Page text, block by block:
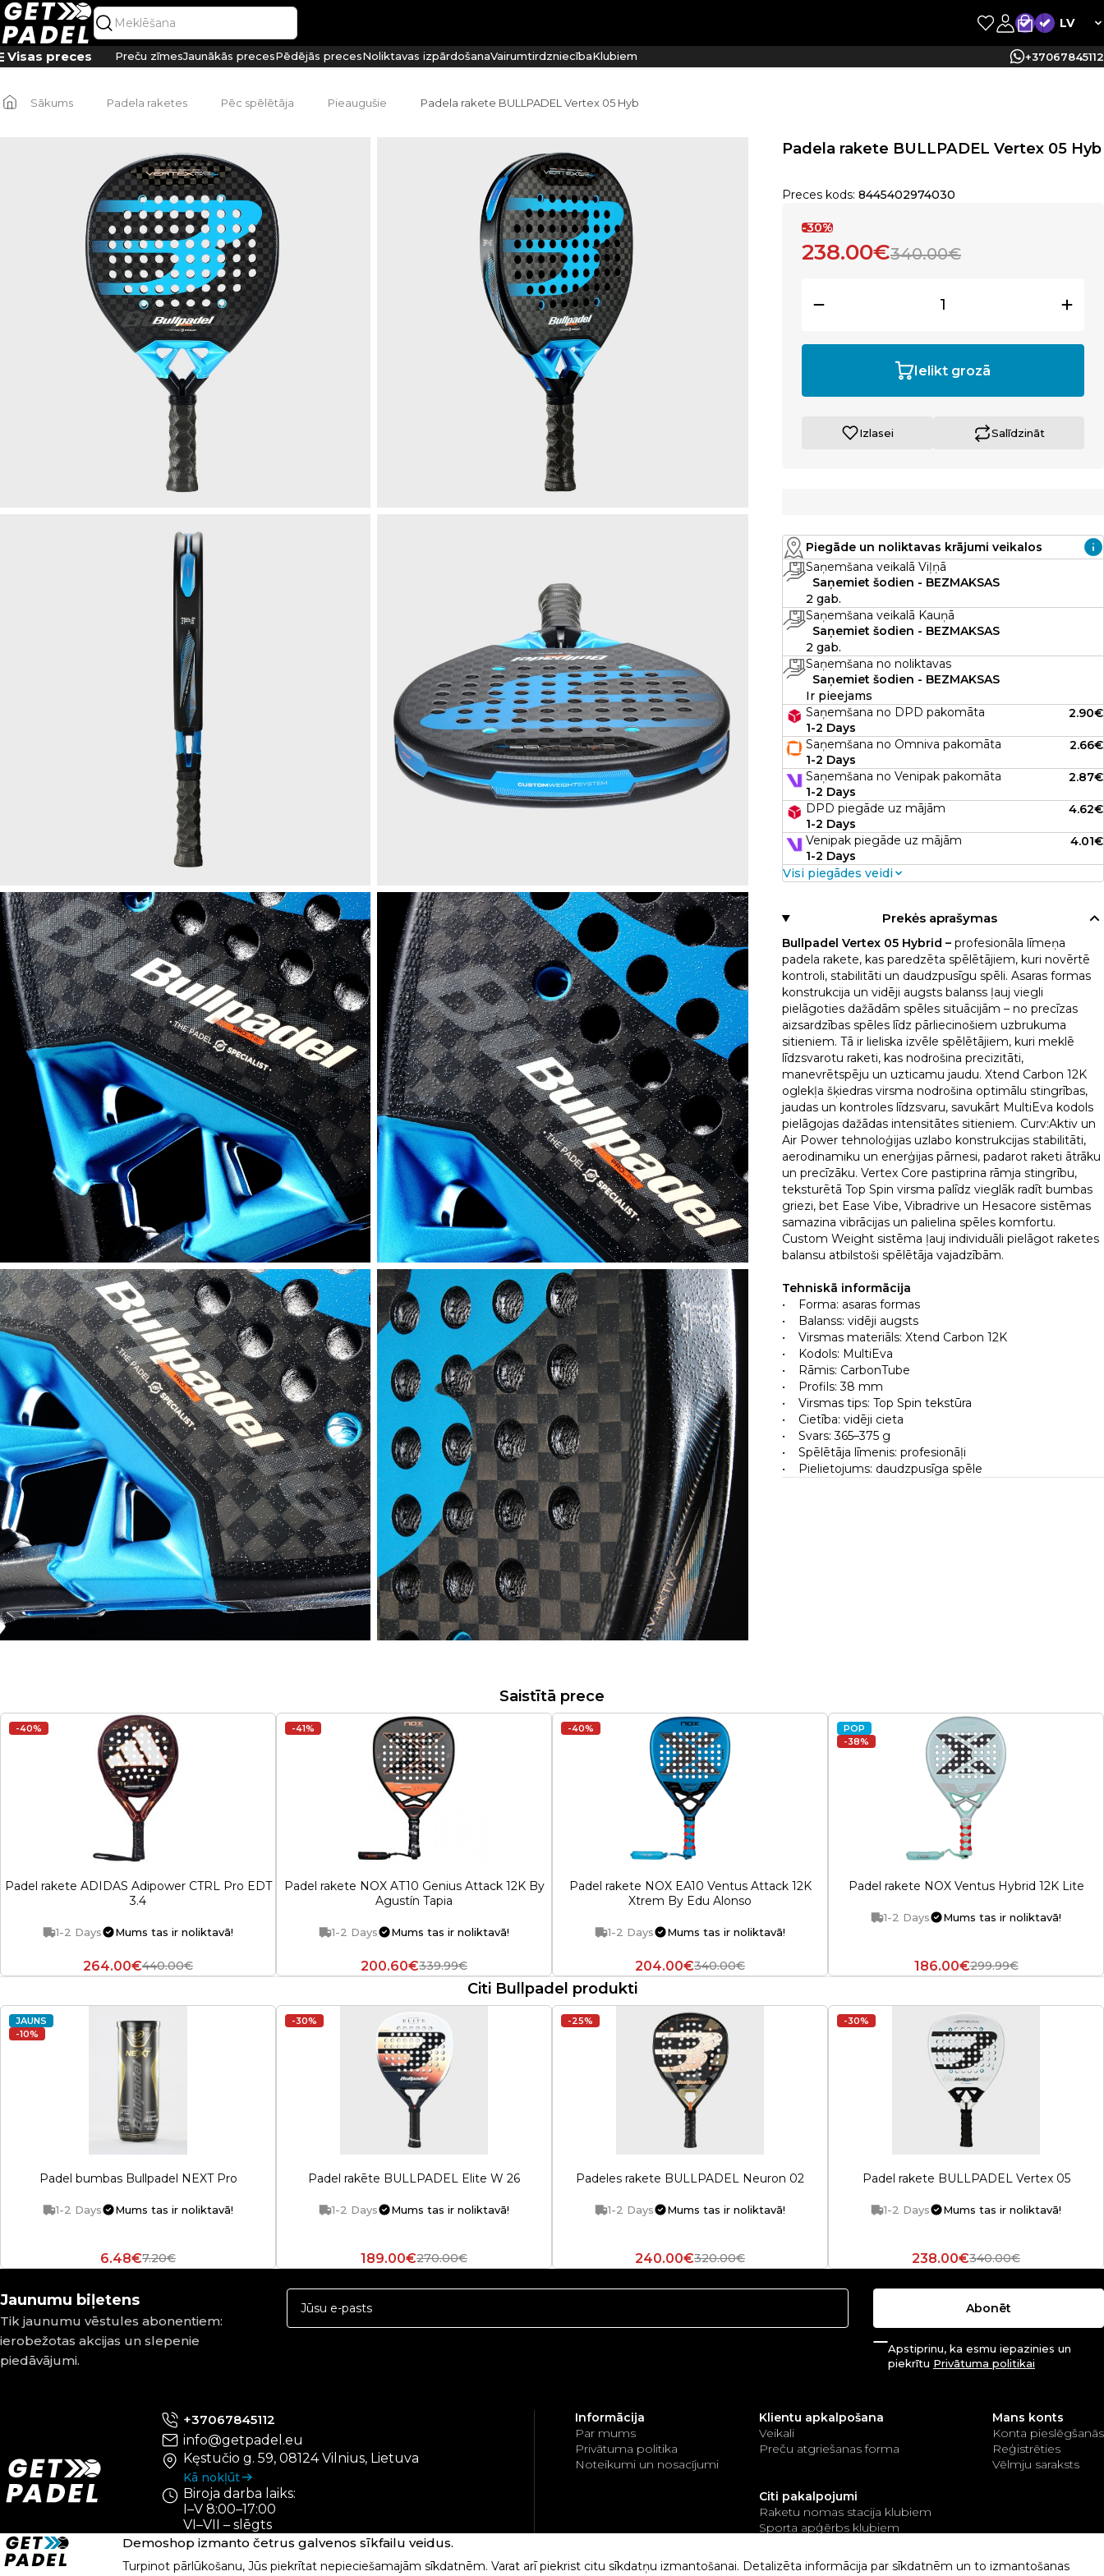
LV
Visas preces Preču zīmesJaunākās precesPēdējās precesNoliktavas izpārdošanaVairumtirdzniecībaKlubiem +37067845112
Sākums Padela raketes Pēc spēlētāja Pieaugušie Padela rakete BULLPADEL Vertex 05 Hyb
Padela rakete BULLPADEL Vertex 05 Hyb
Preces kods: 8445402974030
-30%
238.00€340.00€
Ielikt grozā
Izlasei Salīdzināt
Piegāde un noliktavas krājumi veikalos
Saņemšana veikalā Viļņā
Saņemiet šodien - BEZMAKSAS
2 gab.
Saņemšana veikalā Kauņā
Saņemiet šodien - BEZMAKSAS
2 gab.
Saņemšana no noliktavas
Saņemiet šodien - BEZMAKSAS
Ir pieejams
Saņemšana no DPD pakomāta
1-2 Days
2.90€
Saņemšana no Omniva pakomāta
1-2 Days
2.66€
Saņemšana no Venipak pakomāta
1-2 Days
2.87€
DPD piegāde uz mājām
1-2 Days
4.62€
Venipak piegāde uz mājām
1-2 Days
4.01€
Visi piegādes veidi
Prekės aprašymas
Bullpadel Vertex 05 Hybrid –profesionāla līmeņa
padela rakete, kas paredzēta spēlētājiem, kuri novērtē
kontroli, stabilitāti un daudzpusīgu spēli. Asaras formas
konstrukcija un vidēji augsts balanss ļauj viegli
pielāgoties dažādām spēles situācijām – no precīzas
aizsardzības spēles līdz pārliecinošiem uzbrukuma
sitieniem. Tā ir lieliska izvēle spēlētājiem, kuri meklē
līdzsvarotu raketi, kas nodrošina precizitāti,
manevrētspēju un uzticamu jaudu. Xtend Carbon 12K
oglekļa šķiedras virsma nodrošina optimālu stingrības,
jaudas un kontroles līdzsvaru, savukārt MultiEva kodols
pielāgojas dažādas intensitātes sitieniem. Curv:Aktiv un
Air Power tehnoloģijas uzlabo konstrukcijas stabilitāti,
aerodinamiku un enerģijas pārnesi, padarot raketi ātrāku
un precīzāku. Vertex Core pastiprina rāmja stingrību,
teksturētā Top Spin virsma palīdz vieglāk radīt bumbas
griezi, bet Ease Vibe, Vibradrive un Hesacore sistēmas
samazina vibrācijas un palielina spēles komfortu.
Custom Weight sistēma ļauj individuāli pielāgot raketes
balansu atbilstoši spēlētāja vajadzībām.
Tehniskā informācija
• Forma: asaras formas
• Balanss: vidēji augsts
• Virsmas materiāls: Xtend Carbon 12K
• Kodols: MultiEva
• Rāmis: CarbonTube
• Profils: 38 mm
• Virsmas tips: Top Spin tekstūra
• Cietība: vidēji cieta
• Svars: 365–375 g
• Spēlētāja līmenis: profesionāļi
• Pielietojums: daudzpusīga spēle
Saistītā prece
-40%
Padel rakete ADIDAS Adipower CTRL Pro EDT
3.4
1-2 Days Mums tas ir noliktavā!
264.00€440.00€
-41%
Padel rakete NOX AT10 Genius Attack 12K By
Agustín Tapia
1-2 Days Mums tas ir noliktavā!
200.60€339.99€
-40%
Padel rakete NOX EA10 Ventus Attack 12K
Xtrem By Edu Alonso
1-2 Days Mums tas ir noliktavā!
204.00€340.00€
POP
-38%
Padel rakete NOX Ventus Hybrid 12K Lite
1-2 Days Mums tas ir noliktavā!
186.00€299.99€
Citi Bullpadel produkti
JAUNS
-10%
Padel bumbas Bullpadel NEXT Pro
1-2 Days Mums tas ir noliktavā!
6.48€7.20€
-30%
Padel rakēte BULLPADEL Elite W 26
1-2 Days Mums tas ir noliktavā!
189.00€270.00€
-25%
Padeles rakete BULLPADEL Neuron 02
1-2 Days Mums tas ir noliktavā!
240.00€320.00€
-30%
Padel rakete BULLPADEL Vertex 05
1-2 Days Mums tas ir noliktavā!
238.00€340.00€
Jaunumu biļetens
Tik jaunumu vēstules abonentiem:
ierobežotas akcijas un slepenie
piedāvājumi.
Apstiprinu, ka esmu iepazinies un
piekrītu Privātuma politikai
Abonēt
+37067845112
info@getpadel.eu
Kęstučio g. 59, 08124 Vilnius, Lietuva
Kā nokļūt
Biroja darba laiks:
I–V 8:00–17:00
VI–VII – slēgts
Informācija
Par mums
Privātuma politika
Noteikumi un nosacījumi
Klientu apkalpošana
Veikali
Preču atgriešanas forma
Citi pakalpojumi
Raketu nomas stacija klubiem
Sporta apģērbs klubiem
Mans konts
Konta pieslēgšanās
Reģistrēties
Vēlmju saraksts
Demoshop izmanto četrus galvenos sīkfailu veidus.
Turpinot pārlūkošanu, Jūs piekrītat nepieciešamajām sīkdatnēm. Varat arī piekrist citu sīkdatņu izmantošanai. Detalizēta informācija par sīkdatnēm un to izmantošanas